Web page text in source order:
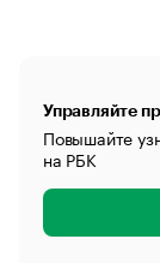
Управляйте
Повышайте
на РБК